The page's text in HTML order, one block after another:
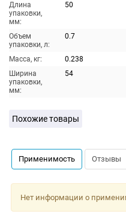
Длина
упаковки,
мм:
50
Объем
упаковки, л:
0.7
Масса, кг:
0.238
Ширина
упаковки,
мм:
54
Похожие товары
Применимость Отзывы
Нет информации о